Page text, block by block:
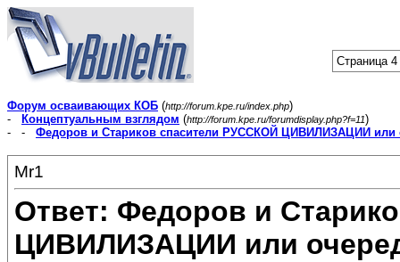
Страница 4
Форум осваивающих КОБ (http://forum.kpe.ru/index.php)
-
Концептуальным взглядом (http://forum.kpe.ru/forumdisplay.php?f=11)
- - Федоров и Стариков спасители РУССКОЙ ЦИВИЛИЗАЦИИ или
Mr1
Ответ: Федоров и
ЦИВИЛИЗАЦИИ или